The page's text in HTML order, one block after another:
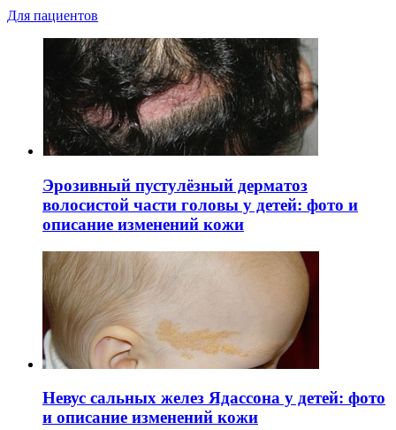
Для пациентов
Эрозивный пустулёзный дерматоз
волосистой части головы у детей: фото и
описание изменений кожи
Невус сальных желез Ядассона у детей: фото
и описание изменений кожи